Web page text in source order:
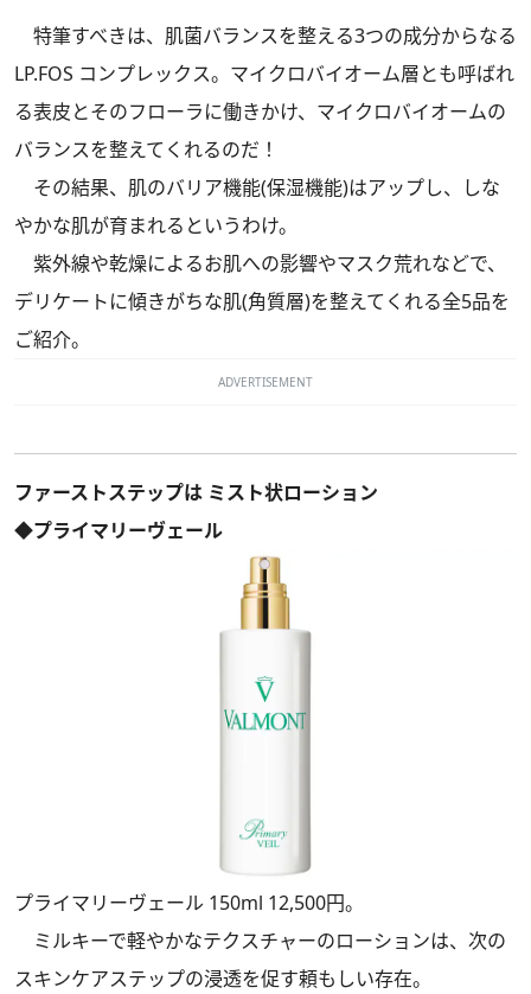
特筆すべきは、肌菌バランスを整える3つの成分からなる
LP.FOS コンプレックス。マイクロバイオーム層とも呼ばれ
る表皮とそのフローラに働きかけ、マイクロバイオームの
バランスを整えてくれるのだ！
その結果、肌のバリア機能(保湿機能)はアップし、しな
やかな肌が育まれるというわけ。
紫外線や乾燥によるお肌への影響やマスク荒れなどで、
デリケートに傾きがちな肌(角質層)を整えてくれる全5品を
ご紹介。
ADVERTISEMENT
ファーストステップは ミスト状ローション
◆プライマリーヴェール
プライマリーヴェール 150ml 12,500円。
ミルキーで軽やかなテクスチャーのローションは、次の
スキンケアステップの浸透を促す頼もしい存在。